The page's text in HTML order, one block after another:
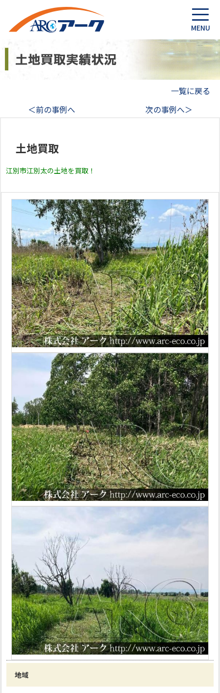
一覧に戻る
＜前の事例へ
次の事例へ＞
土地買取
江別市江別太の土地を買取！
地域